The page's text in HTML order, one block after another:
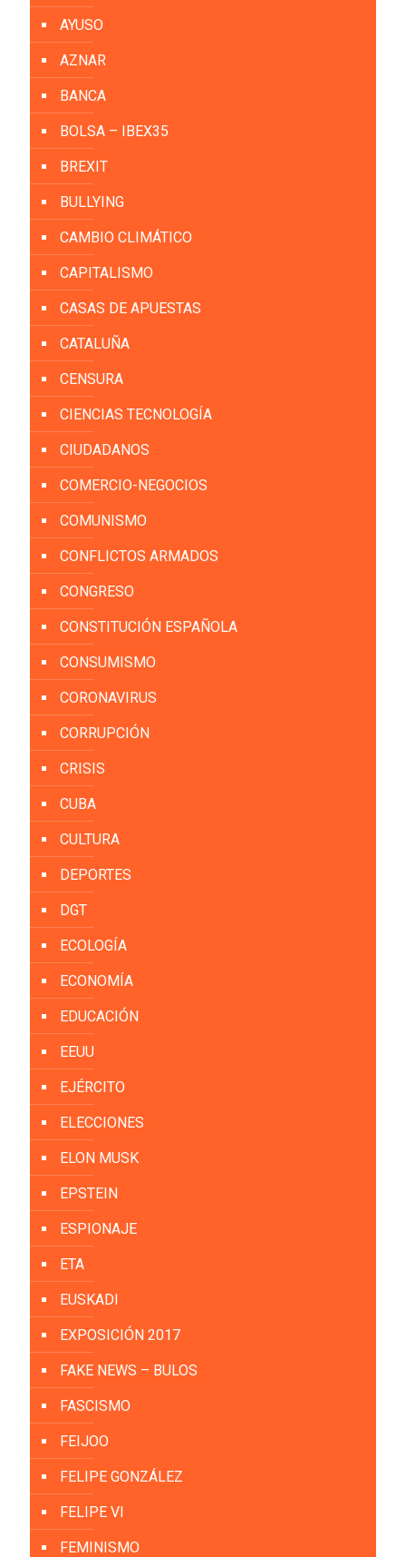
AYUSO
AZNAR
BANCA
BOLSA – IBEX35
BREXIT
BULLYING
CAMBIO CLIMÁTICO
CAPITALISMO
CASAS DE APUESTAS
CATALUÑA
CENSURA
CIENCIAS TECNOLOGÍA
CIUDADANOS
COMERCIO-NEGOCIOS
COMUNISMO
CONFLICTOS ARMADOS
CONGRESO
CONSTITUCIÓN ESPAÑOLA
CONSUMISMO
CORONAVIRUS
CORRUPCIÓN
CRISIS
CUBA
CULTURA
DEPORTES
DGT
ECOLOGÍA
ECONOMÍA
EDUCACIÓN
EEUU
EJÉRCITO
ELECCIONES
ELON MUSK
EPSTEIN
ESPIONAJE
ETA
EUSKADI
EXPOSICIÓN 2017
FAKE NEWS – BULOS
FASCISMO
FEIJOO
FELIPE GONZÁLEZ
FELIPE VI
FEMINISMO